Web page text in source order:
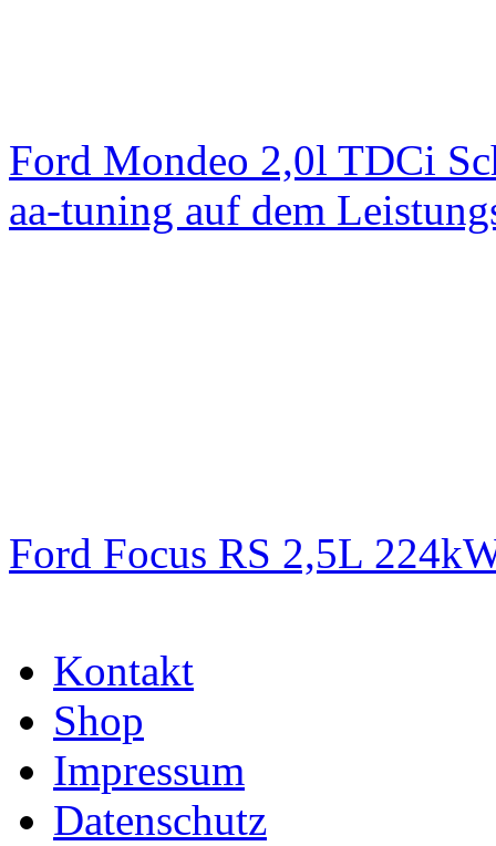
Ford Mondeo 2,0l TDCi
aa-tuning auf dem
Ford Focus RS 2,5L
Kontakt
Shop
Impressum
Datenschutz